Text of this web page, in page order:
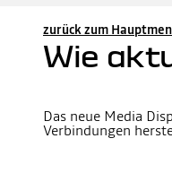
zurück zum
Wie
Das neue Media
Verbindungen